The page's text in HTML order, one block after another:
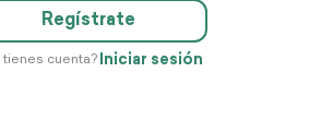
Regístrate
tienes cuenta? Iniciar sesión